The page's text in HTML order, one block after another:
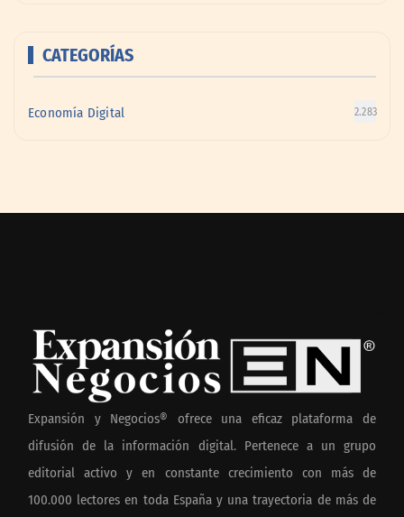
CATEGORÍAS
Economía Digital 2.283
Expansión y Negocios® ofrece una eficaz plataforma de
difusión de la información digital. Pertenece a un grupo
editorial activo y en constante crecimiento con más de
100.000 lectores en toda España y una trayectoria de más de